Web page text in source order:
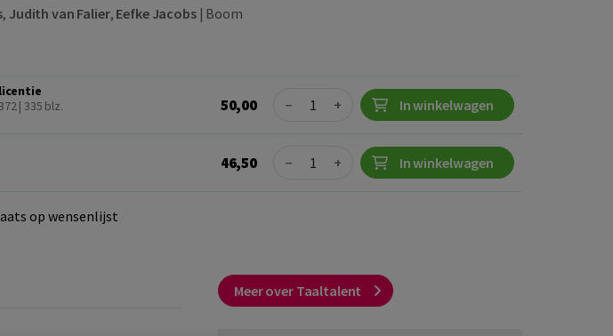
, Judith van Falier, Eefke Jacobs| Boom
| 335 blz.
50,00 Quantity
− + In winkelwagen
46,50 Quantity
− + In winkelwagen
op wensenlijst
Meer over Taaltalent